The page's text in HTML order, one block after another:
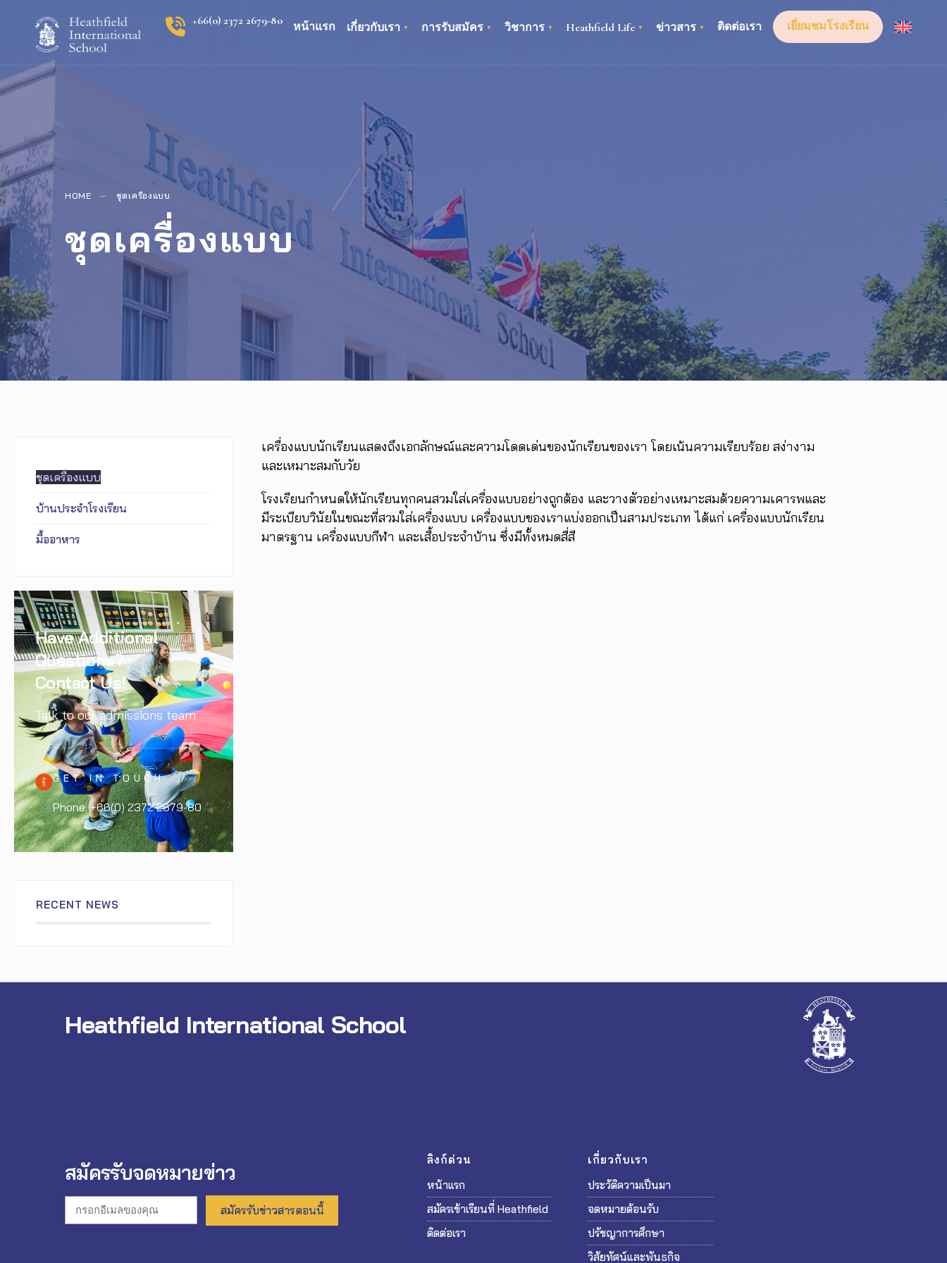
+66(0) 2372 2679-80 หน้าแรก เกี่ยวกับเรา การรับสมัคร วิชาการ Heathfield Life ข่าวสาร ติดต่อเรา เยี่ยมชมโรงเรียน
HOME ชุดเครื่องแบบ
ชุดเครื่องแบบ
ชุดเครื่องแบบ
บ้านประจำโรงเรียน
มื้ออาหาร
Have Additional
Questions?
Contact Us!
Talk to our admissions team
GET IN TOUCH
Phone: +66(0) 2372 2679-80
RECENT NEWS
เครื่องแบบนักเรียนแสดงถึงเอกลักษณ์และความโดดเด่นของนักเรียนของเรา โดยเน้นความเรียบร้อย สง่างาม
และเหมาะสมกับวัย
โรงเรียนกำหนดให้นักเรียนทุกคนสวมใส่เครื่องแบบอย่างถูกต้อง และวางตัวอย่างเหมาะสมด้วยความเคารพและ
มีระเบียบวินัยในขณะที่สวมใส่เครื่องแบบ เครื่องแบบของเราแบ่งออกเป็นสามประเภท ได้แก่ เครื่องแบบนักเรียน
มาตรฐาน เครื่องแบบกีฬา และเสื้อประจำบ้าน ซึ่งมีทั้งหมดสี่สี
Heathfield International School
สมัครรับจดหมายข่าว
สมัครรับข่าวสารตอนนี้
ลิงก์ด่วน
หน้าแรก
สมัครเข้าเรียนที่ Heathfield
ติดต่อเรา
เกี่ยวกับเรา
ประวัติความเป็นมา
จดหมายต้อนรับ
ปรัชญาการศึกษา
วิสัยทัศน์และพันธกิจ